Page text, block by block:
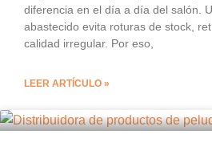
diferencia en el día a día del salón.
abastecido evita roturas de stock,
calidad irregular. Por eso,
LEER ARTÍCULO »